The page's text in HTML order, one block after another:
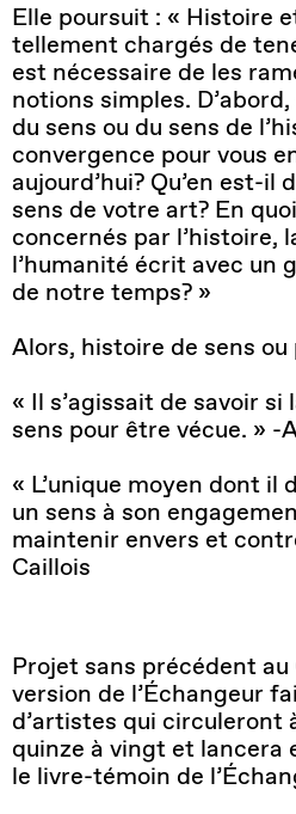
Elle poursuit : « Histoire
tellement chargés de
est nécessaire de les
notions simples.
du sens ou du sens de
convergence pour vous
aujourd’hui? Qu’en est-il
sens de votre art? En
concernés par l’histoire,
l’humanité écrit avec un
de notre temps? »
Alors, histoire de sens ou
« Il s’agissait de savoir
sens pour être vécue. » -
« L’unique moyen dont il
un sens à son
maintenir envers et
Caillois
Projet sans précédent au
version de l’Échangeur
d’artistes qui circuleront
quinze à vingt et lancera
le livre-témoin de